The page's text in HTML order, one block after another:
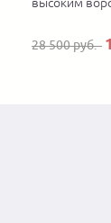
высоким
28 500 руб.